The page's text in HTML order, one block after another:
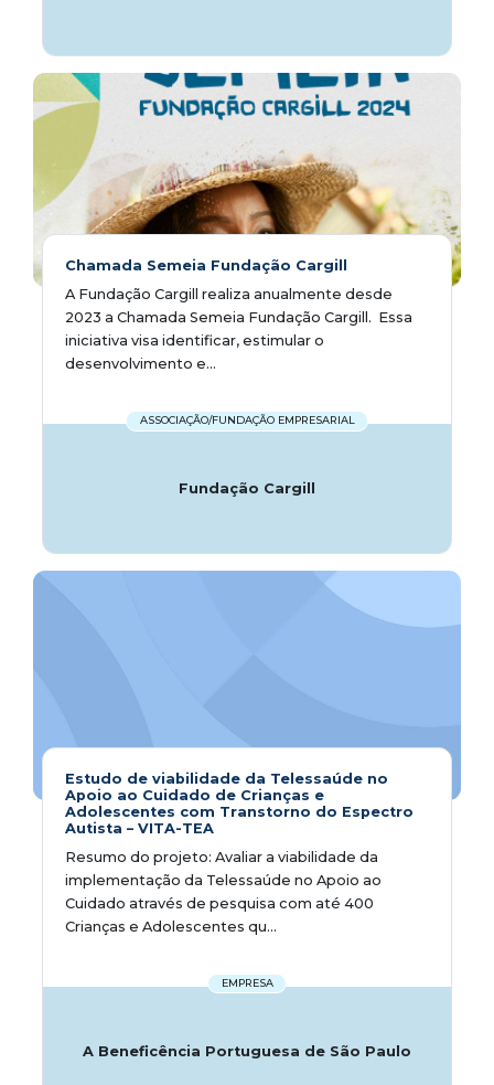
Chamada Semeia Fundação Cargill
A Fundação Cargill realiza anualmente desde
2023 a Chamada Semeia Fundação Cargill. Essa
iniciativa visa identificar, estimular o
desenvolvimento e...
ASSOCIAÇÃO/FUNDAÇÃO EMPRESARIAL
Fundação Cargill
Estudo de viabilidade da Telessaúde no
Apoio ao Cuidado de Crianças e
Adolescentes com Transtorno do Espectro
Autista – VITA-TEA
Resumo do projeto: Avaliar a viabilidade da
implementação da Telessaúde no Apoio ao
Cuidado através de pesquisa com até 400
Crianças e Adolescentes qu...
EMPRESA
A Beneficência Portuguesa de São Paulo